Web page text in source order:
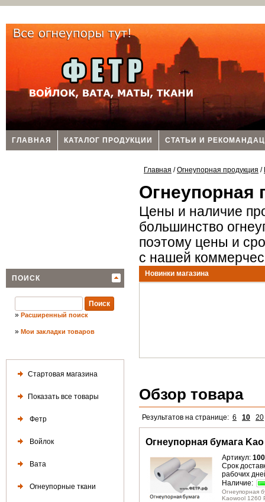
ГЛАВНАЯ КАТАЛОГ ПРОДУКЦИИ СТАТЬИ И
ПОИСК
» Расширенный поиск
» Мои закладки товаров
Стартовая магазина
Показать все товары
Фетр
Войлок
Вата
Огнеупорные ткани
Главная /Огнеупорная продукция /
Огнеупорная
Цены и наличие
большинство
поэтому цены и
с нашей
Новинки магазина
Обзор товара
Результатов на странице: 6 10 20
Огнеупорная бумага
Артикул:
Срок
рабочих
Наличие:
Огнеупорная
Kaowool 1260